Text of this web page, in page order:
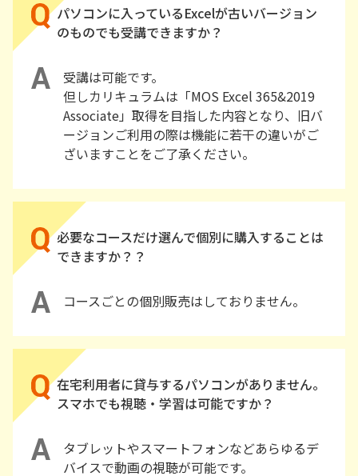
パソコンに入っているExcelが古いバージョン
のものでも受講できますか？
受講は可能です。
但しカリキュラムは「MOS Excel 365&2019
Associate」取得を目指した内容となり、旧バ
ージョンご利用の際は機能に若干の違いがご
ざいますことをご了承ください。
必要なコースだけ選んで個別に購入することは
できますか？？
コースごとの個別販売はしておりません。
在宅利用者に貸与するパソコンがありません。
スマホでも視聴・学習は可能ですか？
タブレットやスマートフォンなどあらゆるデ
バイスで動画の視聴が可能です。